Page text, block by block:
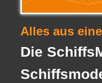
Alles aus
Die